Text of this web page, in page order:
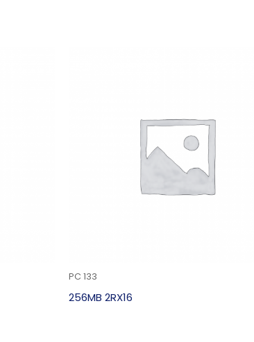
PC 133
256MB 2RX16